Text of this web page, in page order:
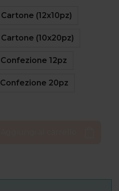
Cartone (12x10pz)
Cartone (10x20pz)
Confezione 12pz
Confezione 20pz